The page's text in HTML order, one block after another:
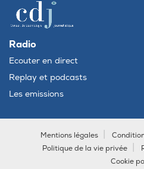
Radio
Ecouter en direct
Replay et podcasts
Les emissions
Mentions légales
Politique de la vie privée
Cookie